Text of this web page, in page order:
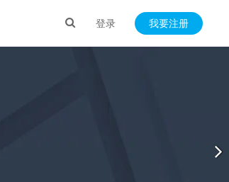
登录 我要注册